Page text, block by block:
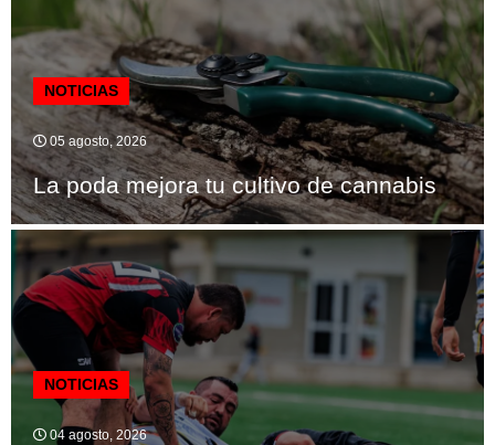
NOTICIAS
05 agosto, 2026
La poda mejora tu cultivo de cannabis
NOTICIAS
04 agosto, 2026